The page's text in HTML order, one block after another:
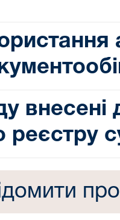
реєстру